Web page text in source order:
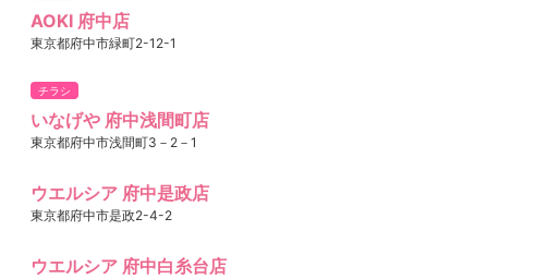
AOKI 府中店
東京都府中市緑町2-12-1
チラシ
いなげや 府中浅間町店
東京都府中市浅間町3－2－1
ウエルシア 府中是政店
東京都府中市是政2-4-2
ウエルシア 府中白糸台店